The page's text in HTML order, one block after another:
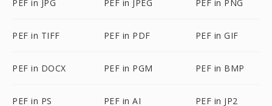
PEF in JPG PEF in JPEG PEF in PNG
PEF in TIFF PEF in PDF PEF in GIF
PEF in DOCX PEF in PGM PEF in BMP
PEF in PS PEF in AI PEF in JP2